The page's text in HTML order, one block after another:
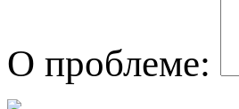
О проблеме: